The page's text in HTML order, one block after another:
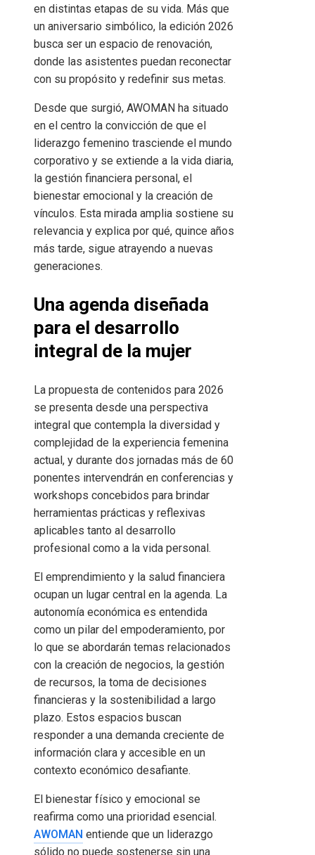
en distintas etapas de su vida. Más que
un aniversario simbólico, la edición 2026
busca ser un espacio de renovación,
donde las asistentes puedan reconectar
con su propósito y redefinir sus metas.
Desde que surgió, AWOMAN ha situado
en el centro la convicción de que el
liderazgo femenino trasciende el mundo
corporativo y se extiende a la vida diaria,
la gestión financiera personal, el
bienestar emocional y la creación de
vínculos. Esta mirada amplia sostiene su
relevancia y explica por qué, quince años
más tarde, sigue atrayendo a nuevas
generaciones.
Una agenda diseñada
para el desarrollo
integral de la mujer
La propuesta de contenidos para 2026
se presenta desde una perspectiva
integral que contempla la diversidad y
complejidad de la experiencia femenina
actual, y durante dos jornadas más de 60
ponentes intervendrán en conferencias y
workshops concebidos para brindar
herramientas prácticas y reflexivas
aplicables tanto al desarrollo
profesional como a la vida personal.
El emprendimiento y la salud financiera
ocupan un lugar central en la agenda. La
autonomía económica es entendida
como un pilar del empoderamiento, por
lo que se abordarán temas relacionados
con la creación de negocios, la gestión
de recursos, la toma de decisiones
financieras y la sostenibilidad a largo
plazo. Estos espacios buscan
responder a una demanda creciente de
información clara y accesible en un
contexto económico desafiante.
El bienestar físico y emocional se
reafirma como una prioridad esencial.
AWOMAN entiende que un liderazgo
sólido no puede sostenerse sin una